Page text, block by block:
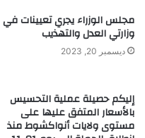
مجلس الوزراء يجري تعيينات في
وزارتي العدل والتهذيب
ديسمبر 20, 2023
إليكم حصيلة عملية التحسيس
بالأسعار المتفق عليها على
مستوى ولايات أنواكشوط منذ